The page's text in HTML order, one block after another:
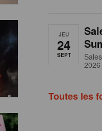
JEU
24
SEPT
2026
Toutes les